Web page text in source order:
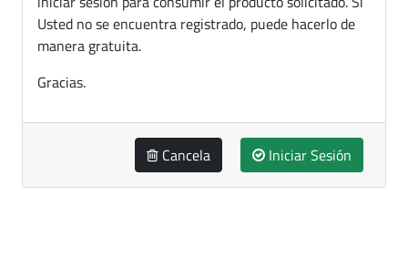
Usted no se encuentra registrado, puede hacerlo de
manera gratuita.
Gracias.
Cancela Iniciar Sesión